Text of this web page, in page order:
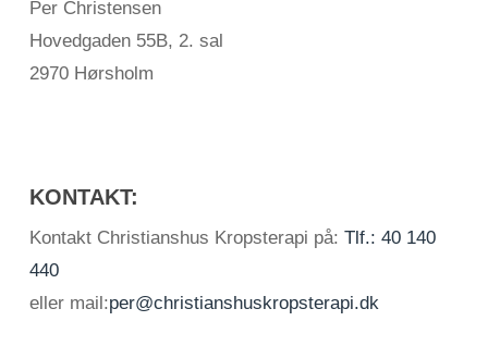
Per Christensen
Hovedgaden 55B, 2. sal
2970 Hørsholm
KONTAKT:
Kontakt Christianshus Kropsterapi på: Tlf.: 40 140
440
eller mail:per@christianshuskropsterapi.dk